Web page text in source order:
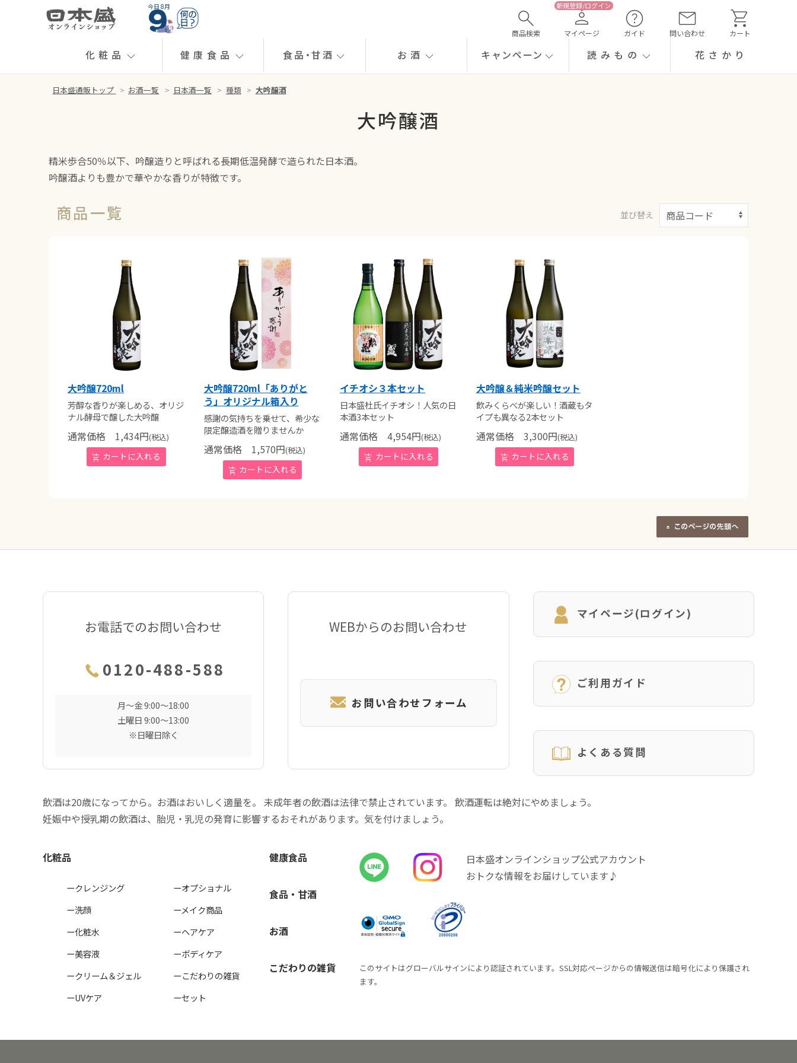
今日 8月
商品検索 マイページ ガイド 問い合わせ カート
化粧品 健康食品 食品・甘酒 お酒 キャンペーン 読みもの 花さかり
日本盛通販トップ > お酒一覧 > 日本酒一覧 > 種類 > 大吟醸酒
大吟醸酒
精米歩合50％以下、吟醸造りと呼ばれる長期低温発酵で造られた日本酒。
吟醸酒よりも豊かで華やかな香りが特徴です。
並び替え
商品一覧
大吟醸720ml
芳醇な香りが楽しめる、オリジ
ナル酵母で醸した大吟醸
通常価格 1,434円(税込)
大吟醸720ml「ありがと
う」オリジナル箱入り
感謝の気持ちを乗せて、希少な
限定醸造酒を贈りませんか
通常価格1,570円(税込)
イチオシ３本セット
日本盛杜氏イチオシ！人気の日
本酒3本セット
通常価格 4,954円(税込)
大吟醸＆純米吟醸セット
飲みくらべが楽しい！酒蔵もタ
イプも異なる2本セット
通常価格3,300円(税込)
お電話でのお問い合わせ
0120-488-588
月〜金 9:00〜18:00
土曜日 9:00〜13:00
※日曜日除く
WEBからのお問い合わせ
お問い合わせフォーム
マイページ(ログイン)
ご利用ガイド
よくある質問
飲酒は20歳になってから。お酒はおいしく適量を。 未成年者の飲酒は法律で禁止されています。 飲酒運転は絶対にやめましょう。
妊娠中や授乳期の飲酒は、胎児・乳児の発育に影響するおそれがあります。気を付けましょう。
化粧品
ークレンジング
ー洗顔
ー化粧水
ー美容液
ークリーム＆ジェル
ーUVケア
ーオプショナル
ーメイク商品
ーヘアケア
ーボディケア
ーこだわりの雑貨
ーセット
健康食品
食品・甘酒
お酒
こだわりの雑貨
日本盛オンラインショップ公式アカウント
おトクな情報をお届けしています♪
このサイトはグローバルサインにより認証されています。SSL対応ページからの情報送信は暗号化により保護され
ます。